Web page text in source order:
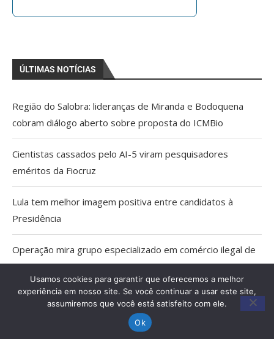
ÚLTIMAS NOTÍCIAS
Região do Salobra: lideranças de Miranda e Bodoquena
cobram diálogo aberto sobre proposta do ICMBio
Cientistas cassados pelo AI-5 viram pesquisadores
eméritos da Fiocruz
Lula tem melhor imagem positiva entre candidatos à
Presidência
Operação mira grupo especializado em comércio ilegal de
armas em MS
TCE apreende 6 veículos irregulares do transporte escolar
Usamos cookies para garantir que oferecemos a melhor
experiência em nosso site. Se você continuar a usar este site,
assumiremos que você está satisfeito com ele.
Ok